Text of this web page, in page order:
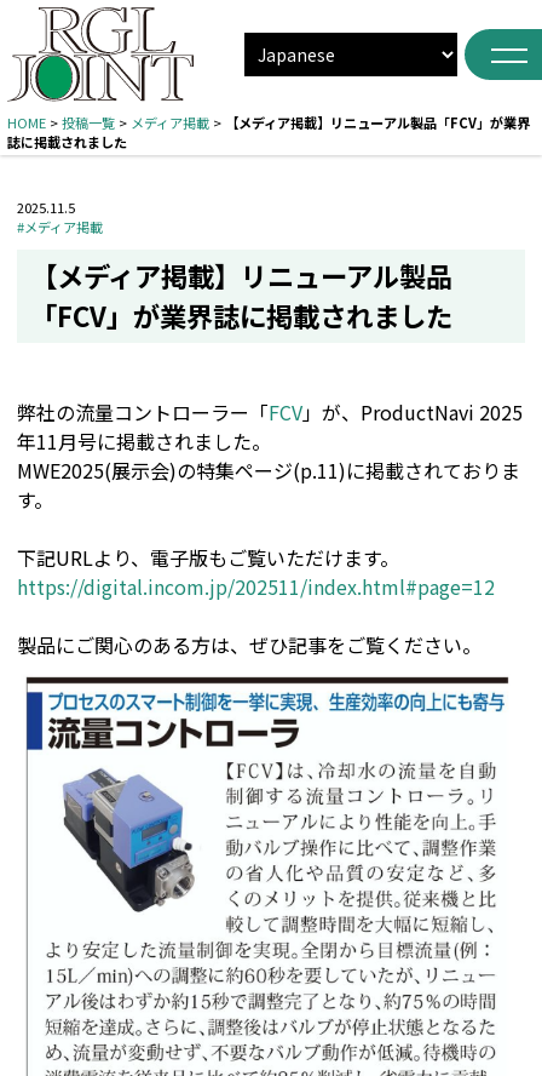
HOME>投稿一覧> メディア掲載>
【メディア掲載】リニューアル製品「FCV」が業界
誌に掲載されました
2025.11.5
#メディア掲載
【メディア掲載】リニューアル製品
「FCV」が業界誌に掲載されました
弊社の流量コントローラー「FCV」が、ProductNavi 2025
年11月号に掲載されました。
MWE2025(展示会)の特集ページ(p.11)に掲載されておりま
す。
下記URLより、電子版もご覧いただけます。
https://digital.incom.jp/202511/index.html#page=12
製品にご関心のある方は、ぜひ記事をご覧ください。